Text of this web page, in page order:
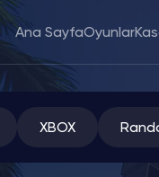
Ana SayfaOyunlar
XBOX